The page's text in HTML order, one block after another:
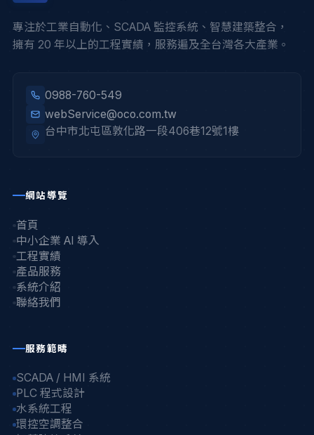
專注於工業自動化、SCADA 監控系統、智慧建築整合，
擁有 20 年以上的工程實績，服務遍及全台灣各大產業。
0988-760-549
webService@oco.com.tw
台中市北屯區敦化路一段406巷12號1樓
網站導覽
首頁
中小企業 AI 導入
工程實績
產品服務
系統介紹
聯絡我們
服務範疇
SCADA / HMI 系統
PLC 程式設計
水系統工程
環控空調整合